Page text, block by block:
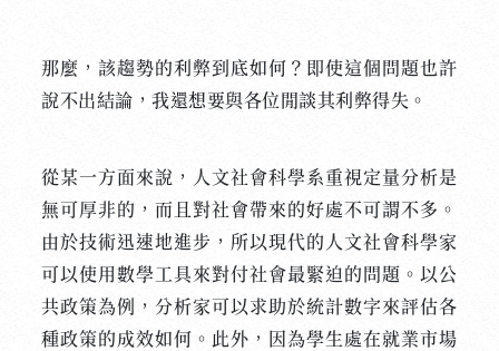
那麼，該趨勢的利弊到底如何？即使這個問題也許
說不出結論，我還想要與各位閒談其利弊得失。
從某一方面來說，人文社會科學系重視定量分析是
無可厚非的，而且對社會帶來的好處不可謂不多。
由於技術迅速地進步，所以現代的人文社會科學家
可以使用數學工具來對付社會最緊迫的問題。以公
共政策為例，分析家可以求助於統計數字來評估各
種政策的成效如何。此外，因為學生處在就業市場